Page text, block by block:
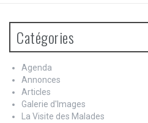
Catégories
Agenda
Annonces
Articles
Galerie d'Images
La Visite des Malades